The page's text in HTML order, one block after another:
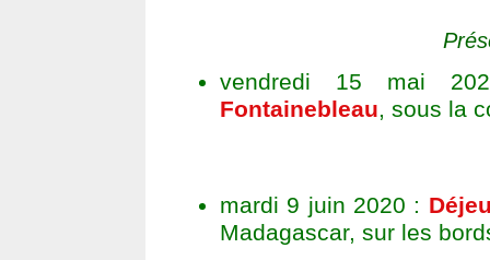
vendredi 15 mai
Fontainebleau, sous la
mardi 9 juin 2020 :
Madagascar, sur les